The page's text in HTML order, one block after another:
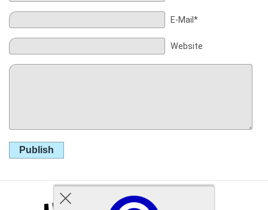
E-Mail*
Website
Publish